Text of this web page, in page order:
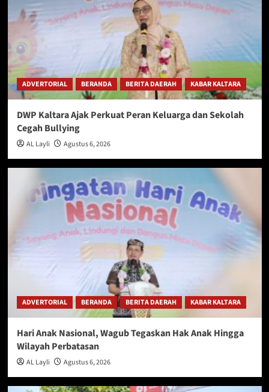
ADVERTORIAL BERANDA BERITA DAERAH KABAR KALTARA
DWP Kaltara Ajak Perkuat Peran Keluarga dan Sekolah
Cegah Bullying
AL Layli Agustus 6, 2026
ADVERTORIAL BERANDA BERITA DAERAH KABAR KALTARA
Hari Anak Nasional, Wagub Tegaskan Hak Anak Hingga
Wilayah Perbatasan
AL Layli Agustus 6, 2026